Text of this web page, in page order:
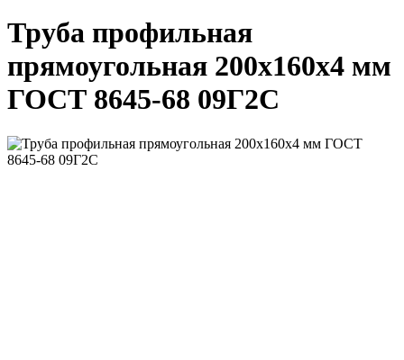
Труба профильная
прямоугольная 200x160x4 мм
ГОСТ 8645-68 09Г2С